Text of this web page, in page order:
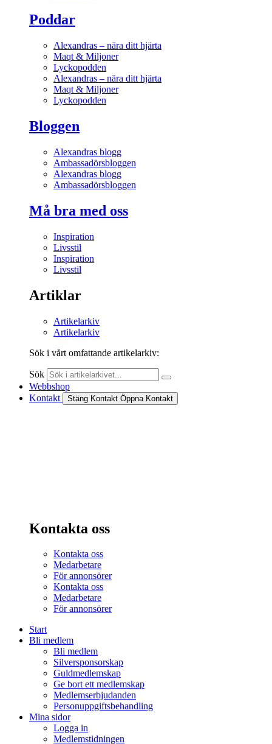
Poddar
Alexandras – nära ditt hjärta
Maqt & Miljoner
Lyckopodden
Alexandras – nära ditt hjärta
Maqt & Miljoner
Lyckopodden
Bloggen
Alexandras blogg
Ambassadörsbloggen
Alexandras blogg
Ambassadörsbloggen
Må bra med oss
Inspiration
Livsstil
Inspiration
Livsstil
Artiklar
Artikelarkiv
Artikelarkiv
Sök i vårt omfattande artikelarkiv:
Sök
Webbshop
Kontakt
Stäng Kontakt Öppna Kontakt
Kontakta oss
Kontakta oss
Medarbetare
För annonsörer
Kontakta oss
Medarbetare
För annonsörer
Start
Bli medlem
Bli medlem
Silversponsorskap
Guldmedlemskap
Ge bort ett medlemskap
Medlemserbjudanden
Personuppgiftsbehandling
Mina sidor
Logga in
Medlemstidningen